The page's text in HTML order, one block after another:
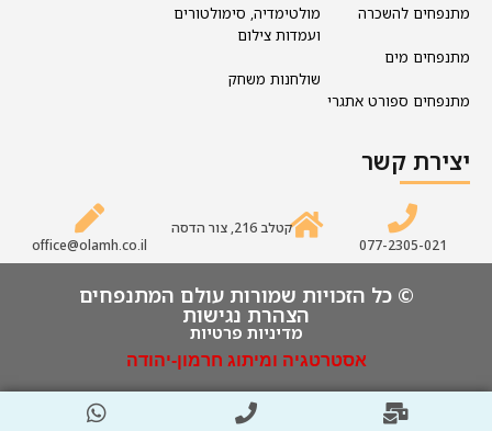
מתנפחים להשכרה
מתנפחים מים
מתנפחים ספורט אתגרי
מולטימדיה, סימולטורים
ועמדות צילום
שולחנות משחק
יצירת קשר
077-2305-021
office@olamh.co.il
קטלב 216, צור הדסה
© כל הזכויות שמורות עולם המתנפחים
הצהרת נגישות
מדיניות פרטיות
אסטרטגיה ומיתוג חרמון-יהודה